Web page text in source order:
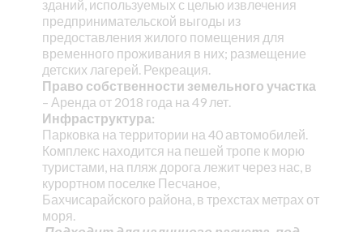
зданий, используемых с целью извлечения
предпринимательской выгоды из
предоставления жилого помещения для
временного проживания в них; размещение
детских лагерей. Рекреация.
Право собственности земельного участка
– Аренда от 2018 года на 49 лет.
Инфраструктура:
Парковка на территории на 40 автомобилей.
Комплекс находится на пешей тропе к морю
туристами, на пляж дорога лежит через нас, в
курортном поселке Песчаное,
Бахчисарайского района, в трехстах метрах от
моря.